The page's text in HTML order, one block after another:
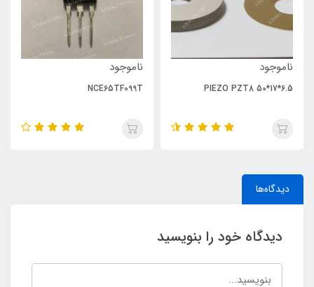
ناموجود
PIEZO PZT8 50*17*6.5
ناموجود
NCE65TF099T
دیدگاه‌ها
دیدگاه خود را بنویسید